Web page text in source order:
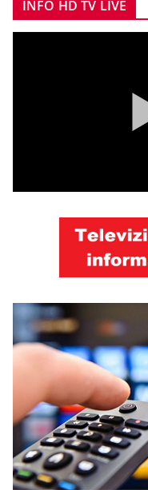
INFO HD TV LIVE